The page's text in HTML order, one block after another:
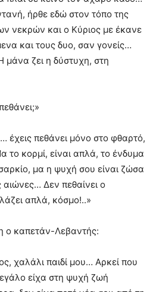
ήρθε εδώ στον τόπο της
νεκρών και ο Κύριος με έκανε
και τους δυο, σαν γονείς…
ζει η δύστυχη, στη
έχεις πεθάνει μόνο στο φθαρτό,
το κορμί, είναι απλά, το ένδυμα
μα η ψυχή σου είναι ζώσα
αιώνες… Δεν πεθαίνει ο
απλά, κόσμο!..»
ο καπετάν-Λεβαντής:
χαλάλι παιδί μου… Αρκεί που
είχα στη ψυχή ζωή